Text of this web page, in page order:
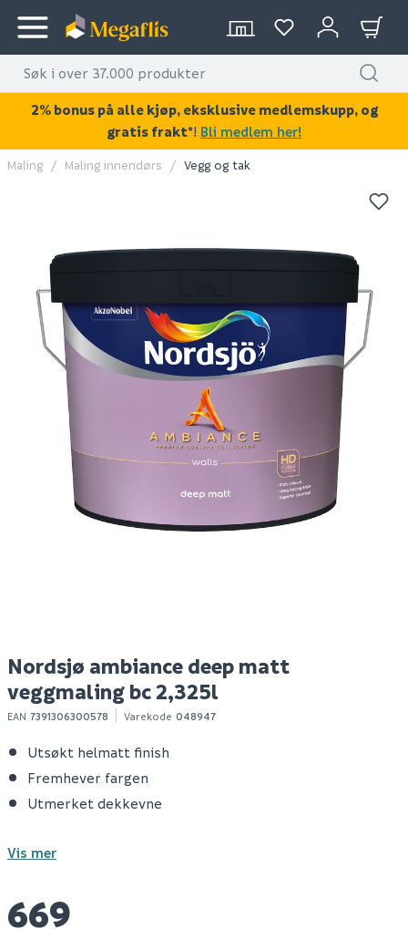
KAN DISSE VÆRE AV INTERESSE?
Nordsjø original tak-
og veggmaling helmatt
Nordsjø professional
20 veggmaling bw 10 l
729
Maling Maling innendørs Vegg og tak
Nordsjø ambiance deep matt
veggmaling bc 2,325l
EAN 7391306300578 Varekode 048947
Utsøkt helmatt finish
Fremhever fargen
Utmerket dekkevne
Vis mer
669
2% bonus på alle kjøp, eksklusive medlemskupp, og
gratis frakt*! Bli medlem her!